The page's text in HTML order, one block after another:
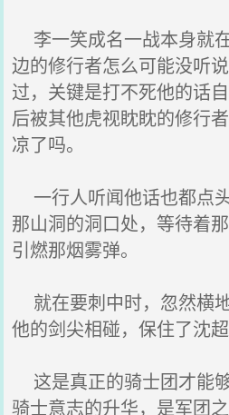
李一笑成名一战本身就
边的修行者怎么可能没听
过，关键是打不死他的话
后被其他虎视眈眈的修行
凉了吗。
一行人听闻他话也都点
那山洞的洞口处，等待着
引燃那烟雾弹。
就在要刺中时，忽然横
他的剑尖相碰，保住了沈超
这是真正的骑士团才能
骑士意志的升华，是军团